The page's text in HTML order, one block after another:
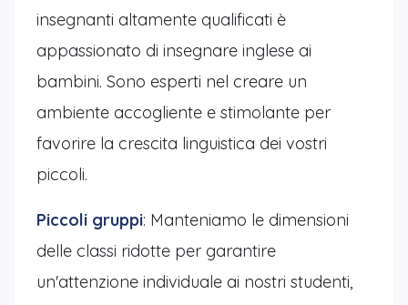
insegnanti altamente qualificati è
appassionato di insegnare inglese ai
bambini. Sono esperti nel creare un
ambiente accogliente e stimolante per
favorire la crescita linguistica dei vostri
piccoli.
Piccoli gruppi: Manteniamo le dimensioni
delle classi ridotte per garantire
un'attenzione individuale ai nostri studenti,